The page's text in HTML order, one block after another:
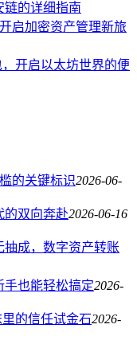
链的详细指南
启加密资产管理新旅
开启以太坊世界的便
的关键标识2026-06-
的双向奔赴2026-06-16
抽成，数字资产转账
手也能轻松搞定2026-
的信任试金石2026-